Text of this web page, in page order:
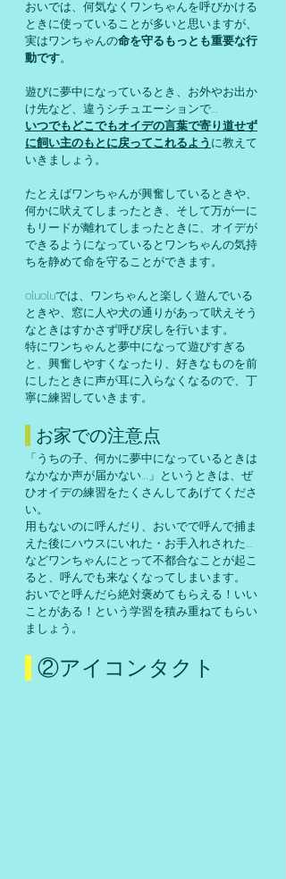
おいでは、何気なくワンちゃんを呼びかける
ときに使っていることが多いと思いますが、
実はワンちゃんの命を守るもっとも重要な行
動です。
遊びに夢中になっているとき、お外やお出か
け先など、違うシチュエーションで…
いつでもどこでもオイデの言葉で寄り道せず
に飼い主のもとに戻ってこれるよう に教えて
いきましょう。
たとえばワンちゃんが興奮しているときや、
何かに吠えてしまったとき、そして万が一に
もリードが離れてしまったときに、オイデが
できるようになっているとワンちゃんの気持
ちを静めて命を守ることができます。
oluoluでは、ワンちゃんと楽しく遊んでいる
ときや、窓に人や犬の通りがあって吠えそう
なときはすかさず呼び戻しを行います。
特にワンちゃんと夢中になって遊びすぎる
と、興奮しやすくなったり、好きなものを前
にしたときに声が耳に入らなくなるので、丁
寧に練習していきます。
お家での注意点
「うちの子、何かに夢中になっているときは
なかなか声が届かない…」というときは、ぜ
ひオイデの練習をたくさんしてあげてくださ
い。
用もないのに呼んだり、おいでで呼んで捕ま
えた後にハウスにいれた・お手入れされた…
などワンちゃんにとって不都合なことが起こ
ると、呼んでも来なくなってしまいます。
おいでと呼んだら絶対褒めてもらえる！いい
ことがある！という学習を積み重ねてもらい
ましょう。
②アイコンタクト